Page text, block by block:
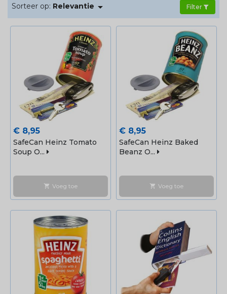
Sorteer op: Relevantie  Filter
Prijs
€ 8,95
SafeCan Heinz Tomato
Soup O...
shopping_cart Voeg toe
Prijs
€ 8,95
SafeCan Heinz Baked
Beanz O...
shopping_cart Voeg toe